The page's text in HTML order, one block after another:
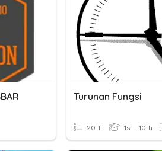
Turunan Fungsi
20 T 1st - 10th